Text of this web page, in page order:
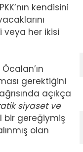
kendisini
veya her ikisi
gerektiğini
açıkça
siyaset ve
bir gereğiymiş
olan